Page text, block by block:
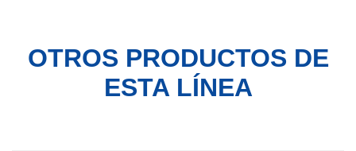
OTROS PRODUCTOS DE
ESTA LÍNEA